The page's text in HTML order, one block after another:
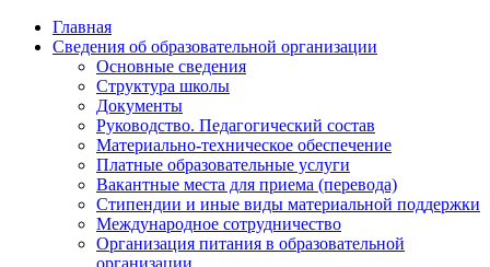
Главная
Сведения об образовательной организации
Основные сведения
Структура школы
Документы
Руководство. Педагогический состав
Материально-техническое обеспечение
Платные образовательные услуги
Вакантные места для приема (перевода)
Стипендии и иные виды материальной поддержки
Международное сотрудничество
Организация питания в образовательной
организации